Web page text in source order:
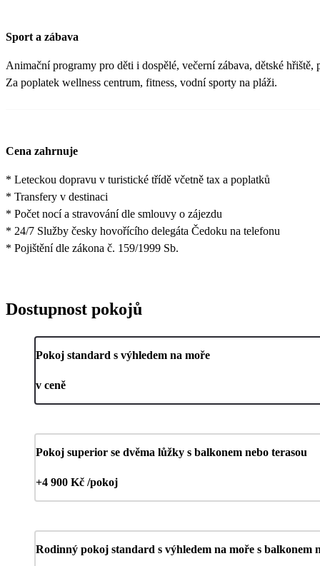
Sport a zábava
Animační programy pro děti i dospělé, večerní zábava, dětské hřiště,
Za poplatek wellness centrum, fitness, vodní sporty na pláži.
Cena zahrnuje
* Leteckou dopravu v turistické třídě včetně tax a poplatků
* Transfery v destinaci
* Počet nocí a stravování dle smlouvy o zájezdu
* 24/7 Služby česky hovořícího delegáta Čedoku na telefonu
* Pojištění dle zákona č. 159/1999 Sb.
Dostupnost pokojů
Pokoj standard s výhledem na moře
v ceně
Pokoj superior se dvěma lůžky s balkonem nebo terasou
+4 900 Kč /pokoj
Rodinný pokoj standard s výhledem na moře s balkonem